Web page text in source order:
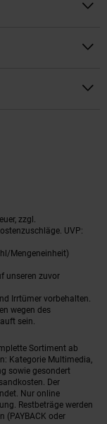
zzgl.
UVP:
Mengeneinheit)
unseren zuvor
Irrtümer vorbehalten.
wegen des
sein.
Sortiment ab
Kategorie Multimedia,
sowie gesondert
Der
Nur online
Restbeträge werden
(PAYBACK oder